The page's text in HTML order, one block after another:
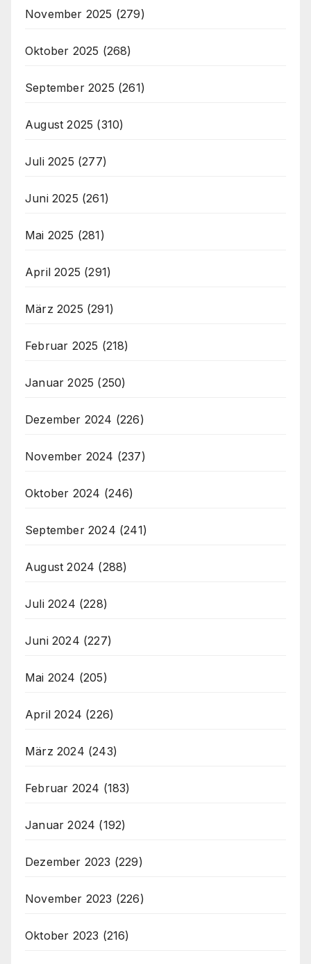
November 2025 (279)
Oktober 2025 (268)
September 2025 (261)
August 2025 (310)
Juli 2025 (277)
Juni 2025 (261)
Mai 2025 (281)
April 2025 (291)
März 2025 (291)
Februar 2025 (218)
Januar 2025 (250)
Dezember 2024 (226)
November 2024 (237)
Oktober 2024 (246)
September 2024 (241)
August 2024 (288)
Juli 2024 (228)
Juni 2024 (227)
Mai 2024 (205)
April 2024 (226)
März 2024 (243)
Februar 2024 (183)
Januar 2024 (192)
Dezember 2023 (229)
November 2023 (226)
Oktober 2023 (216)